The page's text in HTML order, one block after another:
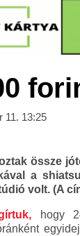
11. 13:25
össze
a
volt. (A
hogy